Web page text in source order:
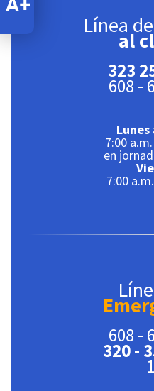
Línea
al
323
608 -
Lunes
7:00
en
7:00
608 -
320 -